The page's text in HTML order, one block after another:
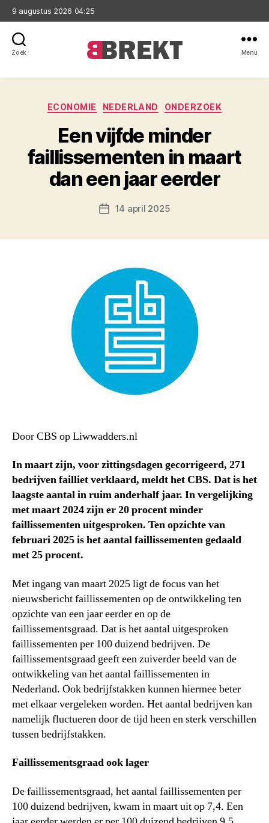
9 augustus 2026 04:25
Zoek Menu
Categorieën
ECONOMIE NEDERLAND ONDERZOEK
Een vijfde minder
faillissementen in maart
dan een jaar eerder
Berichtdatum
14 april 2025
Door CBS op Liwwadders.nl
In maart zijn, voor zittingsdagen gecorrigeerd, 271
bedrijven failliet verklaard, meldt het CBS. Dat is het
laagste aantal in ruim anderhalf jaar. In vergelijking
met maart 2024 zijn er 20 procent minder
faillissementen uitgesproken. Ten opzichte van
februari 2025 is het aantal faillissementen gedaald
met 25 procent.
Met ingang van maart 2025 ligt de focus van het
nieuwsbericht faillissementen op de ontwikkeling ten
opzichte van een jaar eerder en op de
faillissementsgraad. Dat is het aantal uitgesproken
faillissementen per 100 duizend bedrijven. De
faillissementsgraad geeft een zuiverder beeld van de
ontwikkeling van het aantal faillissementen in
Nederland. Ook bedrijfstakken kunnen hiermee beter
met elkaar vergeleken worden. Het aantal bedrijven kan
namelijk fluctueren door de tijd heen en sterk verschillen
tussen bedrijfstakken.
Faillissementsgraad ook lager
De faillissementsgraad, het aantal faillissementen per
100 duizend bedrijven, kwam in maart uit op 7,4. Een